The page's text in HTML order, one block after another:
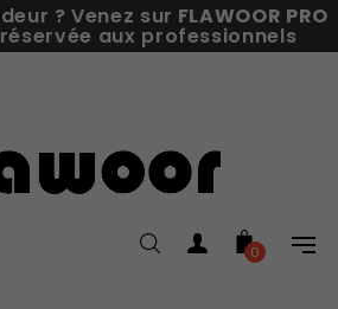
? Venez sur FLAWOOR PRO
aux professionnels
0